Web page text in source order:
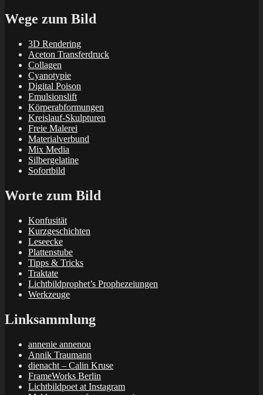
Wege zum Bild
3D Rendering
Aceton Transferdruck
Collagen
Cyanotypie
Digital Poison
Emulsionslift
Körperabformungen
Kreislauf-Skulpturen
Freie Malerei
Materialverbund
Mix Media
Silbergelatine
Sofortbild
Worte zum Bild
Konfusität
Kurzgeschichten
Leseecke
Plattenstube
Tipps & Tricks
Traktate
Lichtbildprophet’s Prophezeiungen
Werkzeuge
Linksammlung
annenie annenou
Annik Traumann
dienacht – Calin Kruse
FrameWorks Berlin
Lichtbildpoet at Instagram